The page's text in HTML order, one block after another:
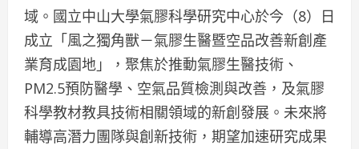
域。國立中山大學氣膠科學研究中心於今（8）日
成立「風之獨角獸－氣膠生醫暨空品改善新創產
業育成園地」，聚焦於推動氣膠生醫技術、
PM2.5預防醫學、空氣品質檢測與改善，及氣膠
科學教材教具技術相關領域的新創發展。未來將
輔導高潛力團隊與創新技術，期望加速研究成果